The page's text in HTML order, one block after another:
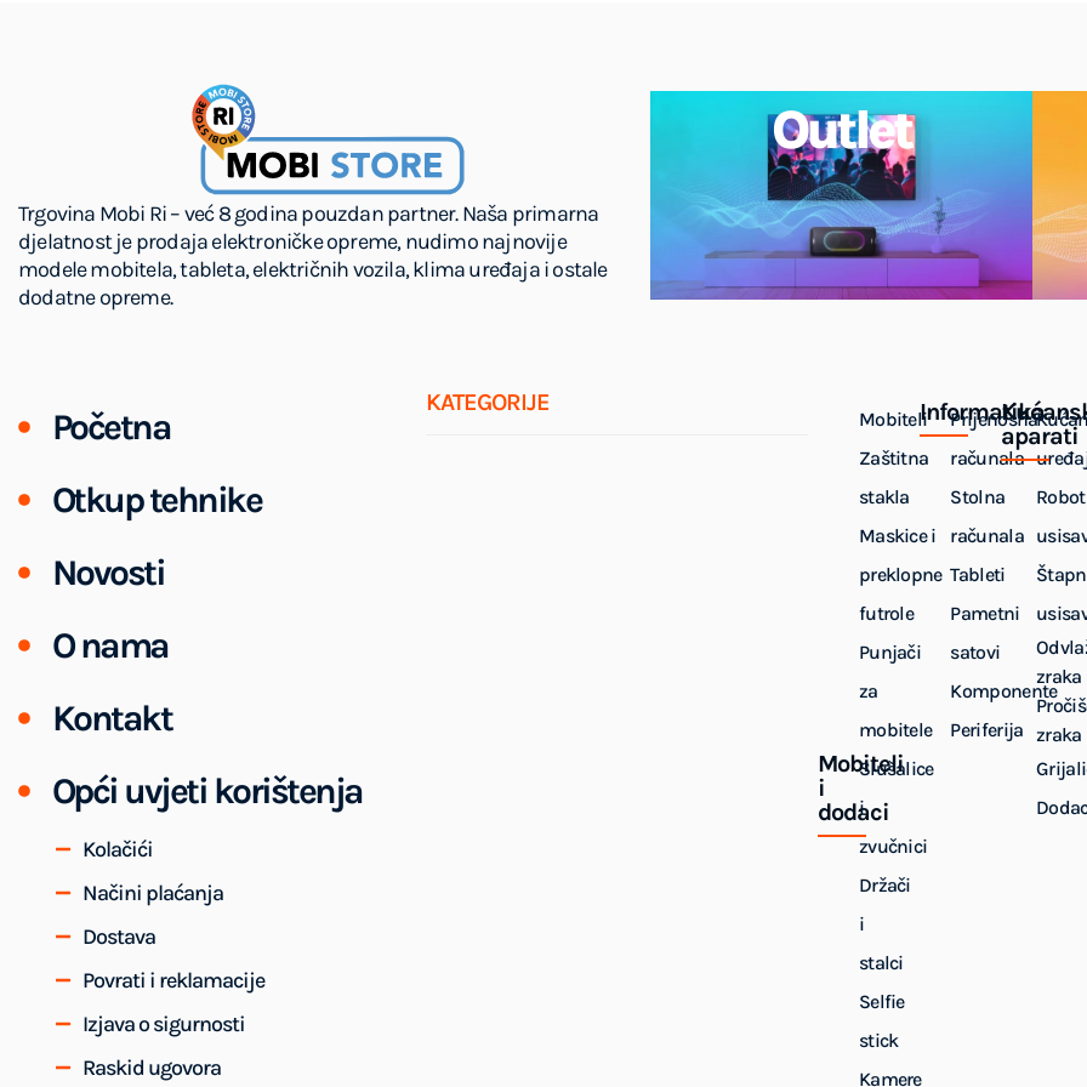
Trgovina Mobi Ri – već 8 godina pouzdan partner. Naša primarna
djelatnost je prodaja elektroničke opreme, nudimo najnovije
modele mobitela, tableta, električnih vozila, klima uređaja i ostale
dodatne opreme.
Outlet
Početna
Otkup tehnike
Novosti
O nama
Kontakt
Opći uvjeti korištenja
Kolačići
Načini plaćanja
Dostava
Povrati i reklamacije
Izjava o sigurnosti
Raskid ugovora
KATEGORIJE
Mobiteli
i
dodaci
Mobiteli
Zaštitna
stakla
Maskice i
preklopne
futrole
Punjači
za
mobitele
Slušalice
i
zvučnici
Držači
i
stalci
Selfie
stick
Kamere
Informatika
Prijenosna
računala
Stolna
računala
Tableti
Pametni
satovi
Komponente
Periferija
aparati
zraka
zraka